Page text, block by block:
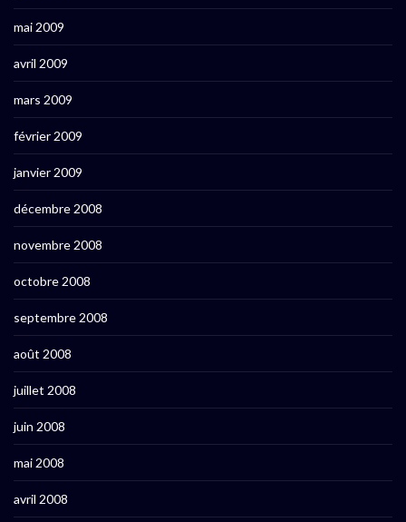
mai 2009
avril 2009
mars 2009
février 2009
janvier 2009
décembre 2008
novembre 2008
octobre 2008
septembre 2008
août 2008
juillet 2008
juin 2008
mai 2008
avril 2008